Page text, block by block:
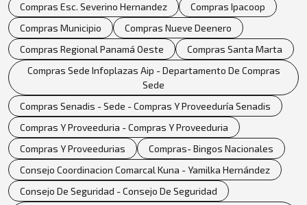
Compras Esc. Severino Hernandez
Compras Ipacoop
Compras Municipio
Compras Nueve Deenero
Compras Regional Panamá Oeste
Compras Santa Marta
Compras Sede Infoplazas Aip - Departamento De Compras
Sede
Compras Senadis - Sede - Compras Y Proveeduría Senadis
Compras Y Proveeduria - Compras Y Proveeduria
Compras Y Proveedurias
Compras- Bingos Nacionales
Consejo Coordinacion Comarcal Kuna - Yamilka Hernández
Consejo De Seguridad - Consejo De Seguridad